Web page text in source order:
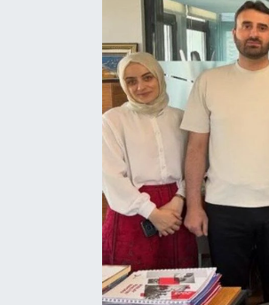
KÜLTÜR-SANAT
Yerel Haber
Politika
RESMİ İLAN